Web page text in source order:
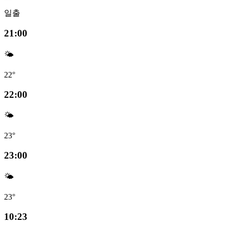
일출
21:00
🌤️
22°
22:00
🌤️
23°
23:00
🌤️
23°
10:23